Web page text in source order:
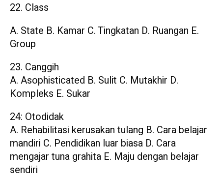
22. Class
A. State B. Kamar C. Tingkatan D. Ruangan E.
Group
23. Canggih
A. Asophisticated B. Sulit C. Mutakhir D.
Kompleks E. Sukar
24: Otodidak
A. Rehabilitasi kerusakan tulang B. Cara belajar
mandiri C. Pendidikan luar biasa D. Cara
mengajar tuna grahita E. Maju dengan belajar
sendiri